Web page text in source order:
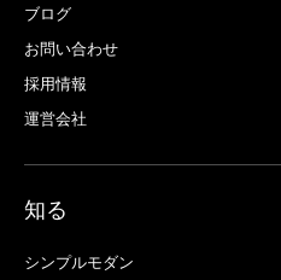
ブログ
お問い合わせ
採用情報
運営会社
知る
シンプルモダン